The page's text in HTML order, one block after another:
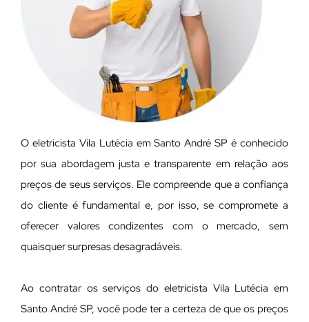
O eletricista Vila Lutécia em Santo André SP é conhecido
por sua abordagem justa e transparente em relação aos
preços de seus serviços. Ele compreende que a confiança
do cliente é fundamental e, por isso, se compromete a
oferecer valores condizentes com o mercado, sem
quaisquer surpresas desagradáveis.
Ao contratar os serviços do eletricista Vila Lutécia em
Santo André SP, você pode ter a certeza de que os preços